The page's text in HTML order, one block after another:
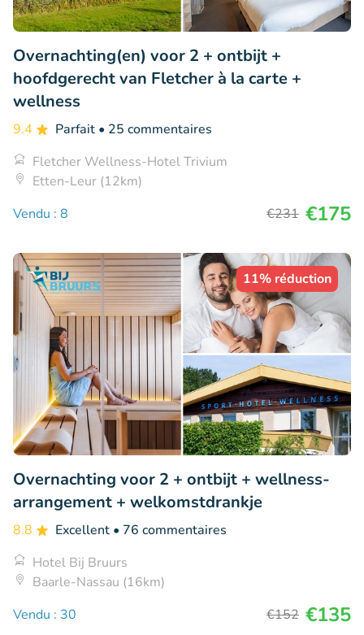
Overnachting(en) voor 2 + ontbijt +
hoofdgerecht van Fletcher à la carte +
wellness
9.4 Parfait • 25 commentaires
Fletcher Wellness-Hotel Trivium
Etten-Leur (12km)
Vendu : 8
€231 €175
11% réduction
Overnachting voor 2 + ontbijt + wellness-
arrangement + welkomstdrankje
8.8 Excellent • 76 commentaires
Hotel Bij Bruurs
Baarle-Nassau (16km)
Vendu : 30
€152 €135